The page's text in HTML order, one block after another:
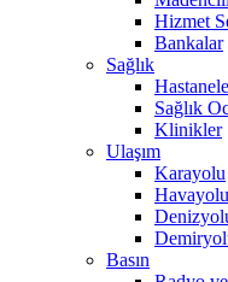
Hizmet
Bankalar
Sağlık
Sağlık
Klinikler
Ulaşım
Karayolu
Havayolu
Basın